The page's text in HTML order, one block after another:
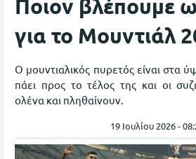
Ποιον βλέπουμε
για το Μουντιάλ
Ο μουντιαλικός πυρετός είναι στα
πάει προς το τέλος της και οι
ολένα και πληθαίνουν.
19 Ιουλίου 2026 -